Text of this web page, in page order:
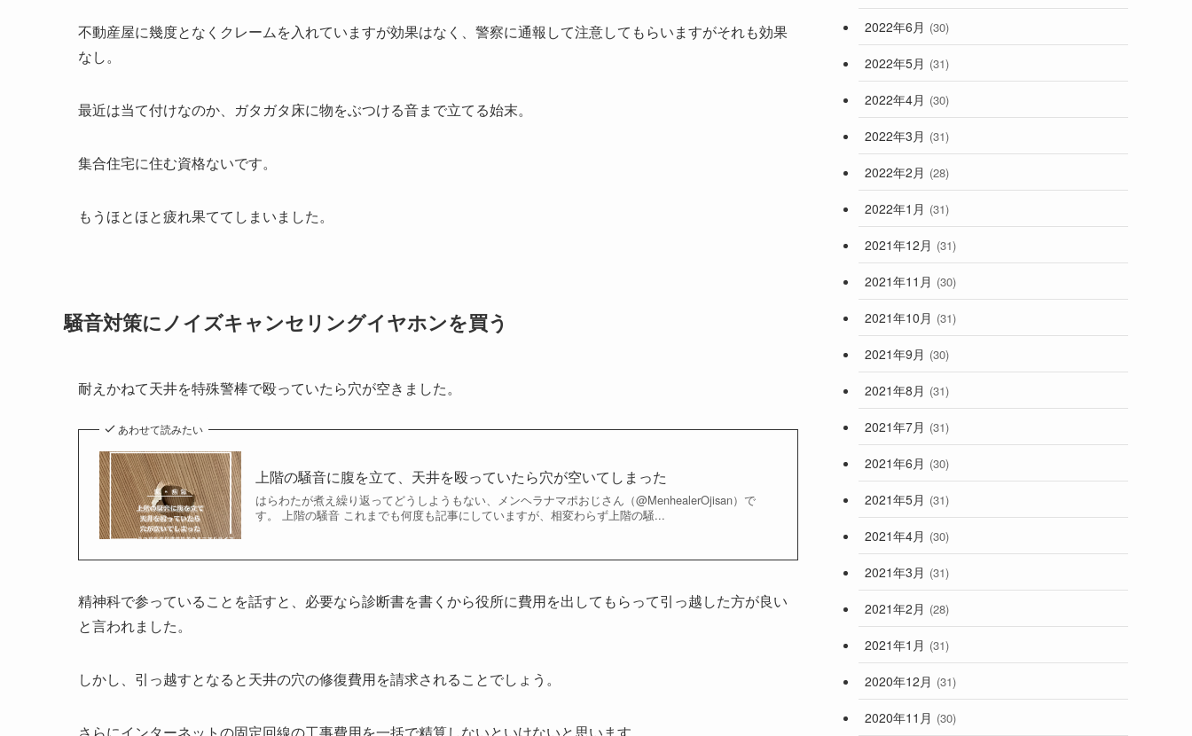
不動産屋に幾度となくクレームを入れていますが効果はなく、警察に通報して注意してもらいますがそれも効果
なし。
最近は当て付けなのか、ガタガタ床に物をぶつける音まで立てる始末。
集合住宅に住む資格ないです。
もうほとほと疲れ果ててしまいました。
騒音対策にノイズキャンセリングイヤホンを買う
耐えかねて天井を特殊警棒で殴っていたら穴が空きました。
あわせて読みたい
上階の騒音に腹を立て、天井を殴っていたら穴が空いてしまった
はらわたが煮え繰り返ってどうしようもない、メンヘラナマポおじさん（@MenhealerOjisan）で
す。 上階の騒音 これまでも何度も記事にしていますが、相変わらず上階の騒...
精神科で参っていることを話すと、必要なら診断書を書くから役所に費用を出してもらって引っ越した方が良い
と言われました。
しかし、引っ越すとなると天井の穴の修復費用を請求されることでしょう。
さらにインターネットの固定回線の工事費用を一括で精算しないといけないと思います。
2022年6月 (30)
2022年5月 (31)
2022年4月 (30)
2022年3月 (31)
2022年2月 (28)
2022年1月 (31)
2021年12月 (31)
2021年11月 (30)
2021年10月 (31)
2021年9月 (30)
2021年8月 (31)
2021年7月 (31)
2021年6月 (30)
2021年5月 (31)
2021年4月 (30)
2021年3月 (31)
2021年2月 (28)
2021年1月 (31)
2020年12月 (31)
2020年11月 (30)